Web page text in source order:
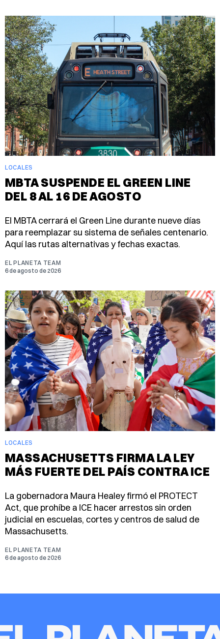
LOCALES
MBTA SUSPENDE EL GREEN LINE
DEL 8 AL 16 DE AGOSTO
El MBTA cerrará el Green Line durante nueve días
para reemplazar su sistema de señales centenario.
Aquí las rutas alternativas y fechas exactas.
EL PLANETA TEAM
6 de agosto de 2026
LOCALES
MASSACHUSETTS FIRMA LA LEY
MÁS FUERTE DEL PAÍS CONTRA ICE
La gobernadora Maura Healey firmó el PROTECT
Act, que prohíbe a ICE hacer arrestos sin orden
judicial en escuelas, cortes y centros de salud de
Massachusetts.
EL PLANETA TEAM
6 de agosto de 2026